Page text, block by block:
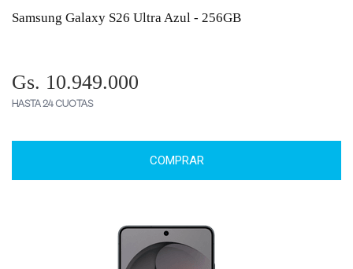
Samsung Galaxy S26 Ultra Azul - 256GB
Gs. 10.949.000
HASTA 24 CUOTAS
COMPRAR